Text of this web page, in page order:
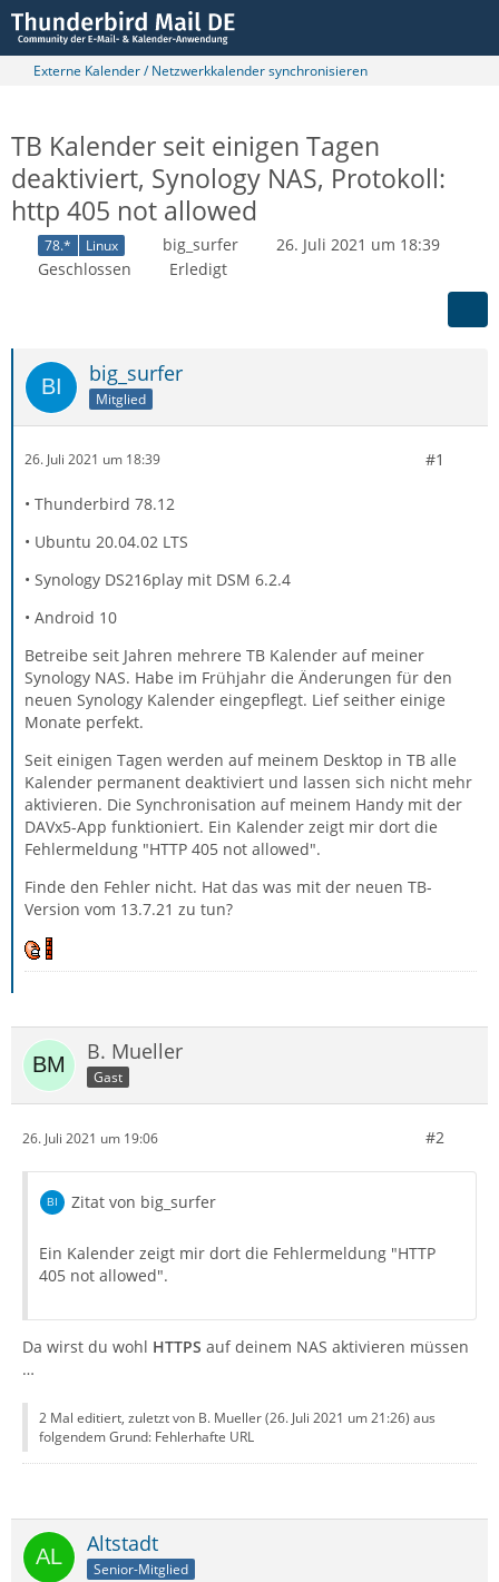
Externe Kalender / Netzwerkkalender synchronisieren
TB Kalender seit einigen Tagen
deaktiviert, Synology NAS, Protokoll:
http 405 not allowed
78.* Linux big_surfer
26. Juli 2021 um 18:39
Geschlossen
Erledigt
big_surfer
Mitglied
26. Juli 2021 um 18:39 #1
• Thunderbird 78.12
• Ubuntu 20.04.02 LTS
• Synology DS216play mit DSM 6.2.4
• Android 10
Betreibe seit Jahren mehrere TB Kalender auf meiner
Synology NAS. Habe im Frühjahr die Änderungen für den
neuen Synology Kalender eingepflegt. Lief seither einige
Monate perfekt.
Seit einigen Tagen werden auf meinem Desktop in TB alle
Kalender permanent deaktiviert und lassen sich nicht mehr
aktivieren. Die Synchronisation auf meinem Handy mit der
DAVx5-App funktioniert. Ein Kalender zeigt mir dort die
Fehlermeldung "HTTP 405 not allowed".
Finde den Fehler nicht. Hat das was mit der neuen TB-
Version vom 13.7.21 zu tun?
B. Mueller
Gast
26. Juli 2021 um 19:06 #2
Zitat von big_surfer
Ein Kalender zeigt mir dort die Fehlermeldung "HTTP
405 not allowed".
Da wirst du wohl HTTPS auf deinem NAS aktivieren müssen
…
2 Mal editiert, zuletzt von B. Mueller (26. Juli 2021 um 21:26) aus
folgendem Grund: Fehlerhafte URL
Altstadt
Senior-Mitglied